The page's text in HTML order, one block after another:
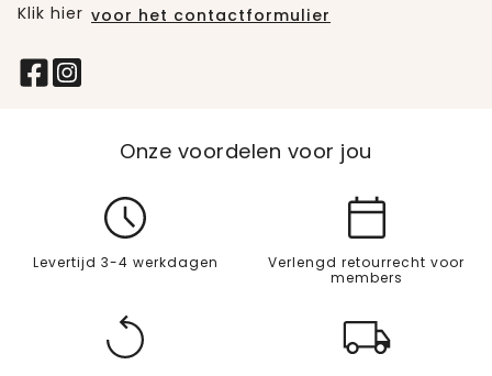
Klik hier voor het contactformulier
Onze voordelen voor jou
Levertijd 3-4 werkdagen
Verlengd retourrecht voor
members